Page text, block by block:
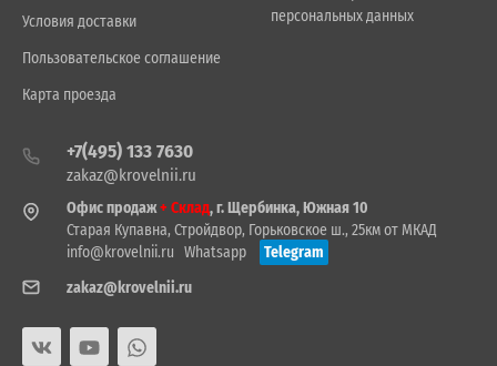
Условия доставки
Пользовательское соглашение
Карта проезда
персональных данных
+7(495) 133 7630
zakaz@krovelnii.ru
Офис продаж+ Склад, г. Щербинка, Южная 10
Старая Купавна, Стройдвор, Горьковское ш., 25км от МКАД
info@krovelnii.ru Whatsapp
Telegram
zakaz@krovelnii.ru